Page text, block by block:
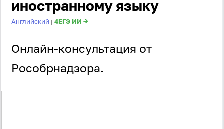
иностранному языку
Английский | 4ЕГЭ ИИ →
Онлайн-консультация от
Рособрнадзора.